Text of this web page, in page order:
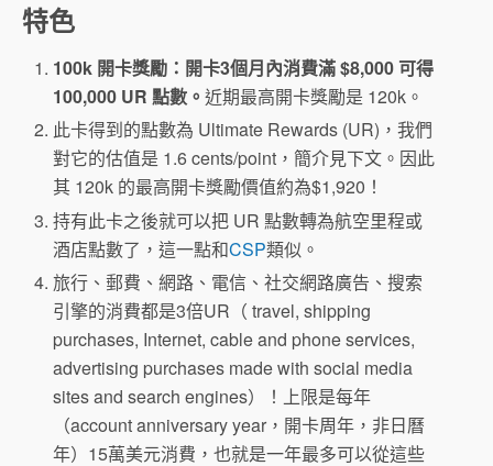
特色
100k 開卡獎勵：開卡3個月內消費滿 $8,000 可得
100,000 UR 點數。近期最高開卡獎勵是 120k。
此卡得到的點數為 Ultimate Rewards (UR)，我們
對它的估值是 1.6 cents/point，簡介見下文。因此
其 120k 的最高開卡獎勵價值約為$1,920！
持有此卡之後就可以把 UR 點數轉為航空里程或
酒店點數了，這一點和CSP類似。
旅行、郵費、網路、電信、社交網路廣告、搜索
引擎的消費都是3倍UR（ travel, shipping
purchases, Internet, cable and phone services,
advertising purchases made with social media
sites and search engines）！上限是每年
（account anniversary year，開卡周年，非日曆
年）15萬美元消費，也就是一年最多可以從這些